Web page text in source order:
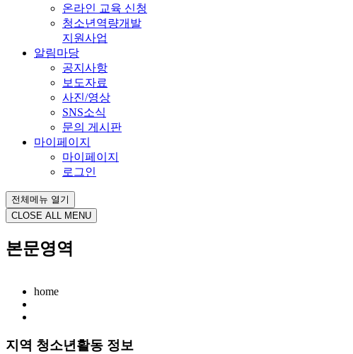
온라인 교육 신청
청소년역량개발
지원사업
알림마당
공지사항
보도자료
사진/영상
SNS소식
문의 게시판
마이페이지
마이페이지
로그인
전체메뉴 열기
CLOSE ALL MENU
본문영역
home
지역 청소년활동 정보